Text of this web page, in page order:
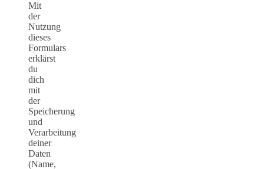
Mit
der
Nutzung
dieses
Formulars
erklärst
du
dich
mit
der
Speicherung
und
Verarbeitung
deiner
Daten
(Name,